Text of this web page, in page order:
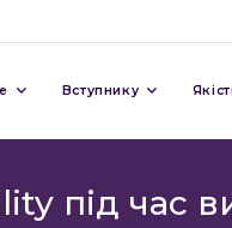
Вступнику
під